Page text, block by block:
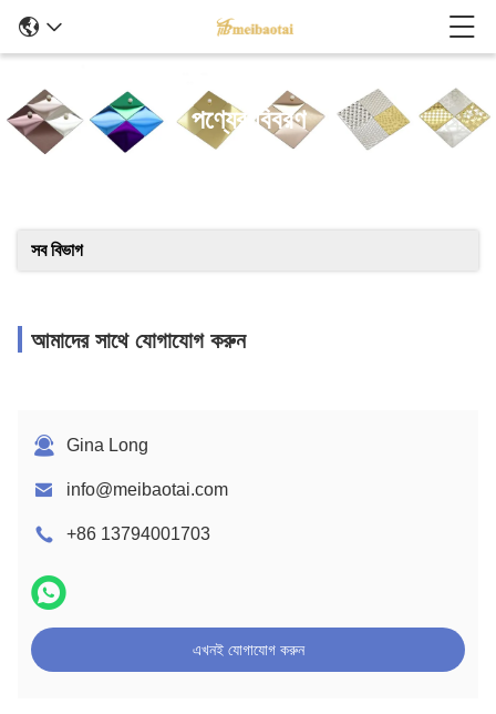
পণ্যের বিবরণ
সব বিভাগ
আমাদের সাথে যোগাযোগ করুন
Gina Long
info@meibaotai.com
+86 13794001703
এখনই যোগাযোগ করুন